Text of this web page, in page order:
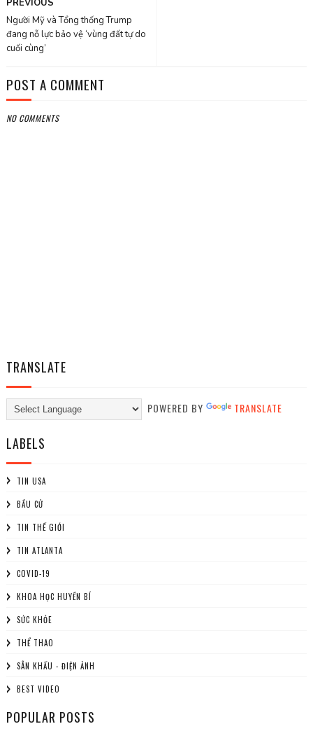
PREVIOUS
Người Mỹ và Tổng thống Trump
đang nỗ lực bảo vệ ‘vùng đất tự do
cuối cùng’
POST A COMMENT
NO COMMENTS
TRANSLATE
POWERED BY TRANSLATE
LABELS
TIN USA
BẦU CỬ
TIN THẾ GIỚI
TIN ATLANTA
COVID-19
KHOA HỌC HUYỀN BÍ
SỨC KHỎE
THỂ THAO
SÂN KHẤU - ĐIỆN ẢNH
BEST VIDEO
POPULAR POSTS